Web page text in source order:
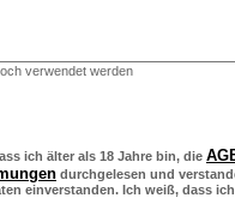
verwendet werden
ich älter als 18 Jahre bin, die
durchgelesen und
einverstanden. Ich weiß, dass